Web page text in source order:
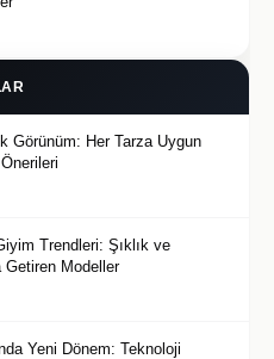
Görünüm: Her Tarza Uygun
Trendleri: Şıklık ve
Getiren Modeller
Yeni Dönem: Teknoloji